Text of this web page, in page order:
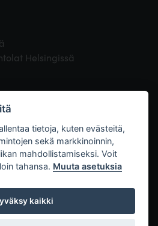
Helsingissä
tietoja, kuten evästeitä,
sekä markkinoinnin,
mahdollistamiseksi. Voit
tahansa. Muuta asetuksia
kaikki